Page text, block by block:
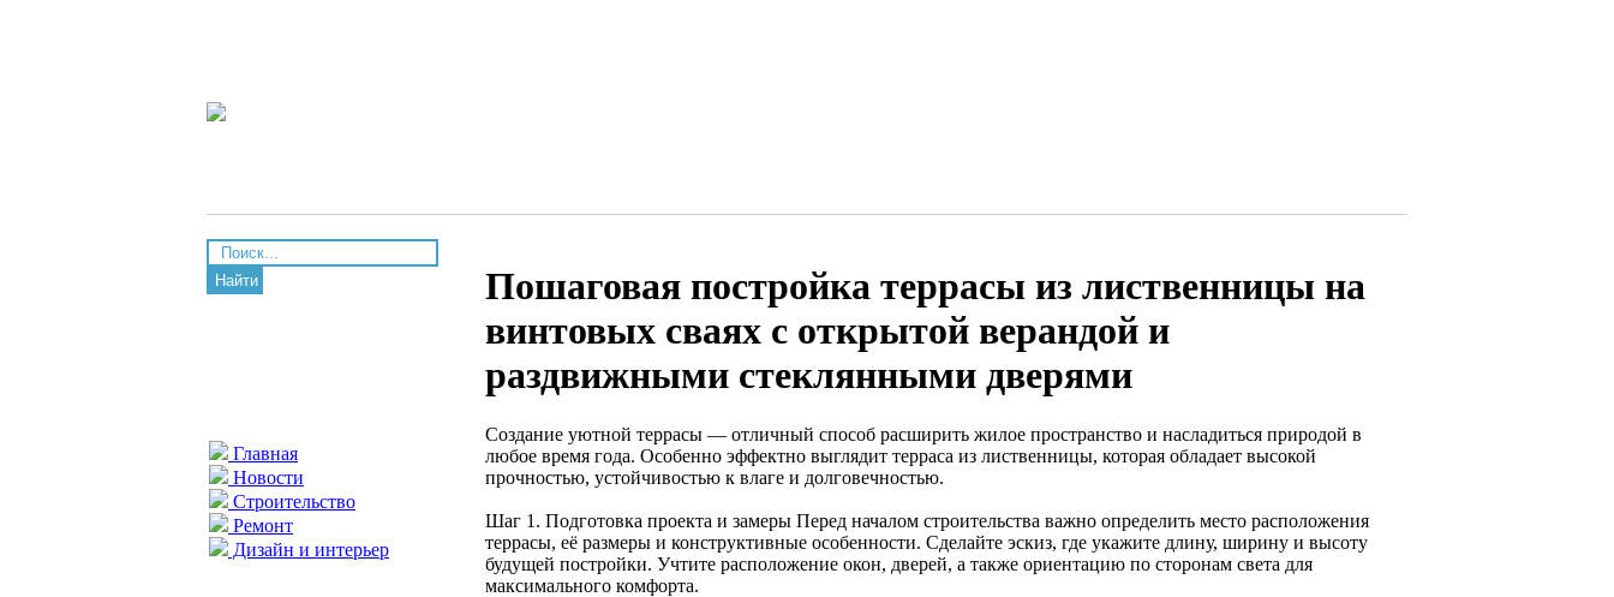
Найти
Главная
Новости
Строительство
Ремонт
Дизайн и интерьер
Пошаговая постройка террасы из лиственницы на
винтовых сваях с открытой верандой и
раздвижными стеклянными дверями
Создание уютной террасы — отличный способ расширить жилое пространство и насладиться природой в
любое время года. Особенно эффектно выглядит терраса из лиственницы, которая обладает высокой
прочностью, устойчивостью к влаге и долговечностью.
Шаг 1. Подготовка проекта и замеры Перед началом строительства важно определить место расположения
террасы, её размеры и конструктивные особенности. Сделайте эскиз, где укажите длину, ширину и высоту
будущей постройки. Учтите расположение окон, дверей, а также ориентацию по сторонам света для
максимального комфорта.